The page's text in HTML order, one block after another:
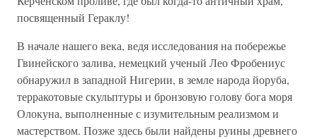
посвященный Гераклу!
В начале нашего века, ведя исследования на побережье
Гвинейского залива, немецкий ученый Лео Фробениус
обнаружил в западной Нигерии, в земле народа йоруба,
терракотовые скульптуры и бронзовую голову бога моря
Олокуна, выполненные с изумительным реализмом и
мастерством. Позже здесь были найдены руины древнего